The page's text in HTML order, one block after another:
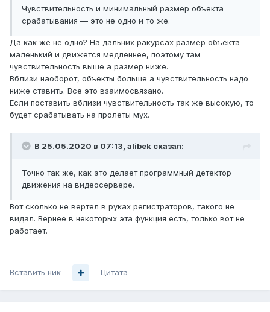
Чувствительность и минимальный размер объекта
срабатывания — это не одно и то же.
Да как же не одно? На дальних ракурсах размер объекта
маленький и движется медленнее, поэтому там
чувствительность выше а размер ниже.
Вблизи наоборот, объекты больше а чувствительность надо
ниже ставить. Все это взаимосвязано.
Если поставить вблизи чувствительность так же высокую, то
будет срабатывать на пролеты мух.
В 25.05.2020 в 07:13, alibek сказал:
Точно так же, как это делает программный детектор
движения на видеосервере.
Вот сколько не вертел в руках регистраторов, такого не
видал. Вернее в некоторых эта функция есть, только вот не
работает.
Вставить ник Цитата